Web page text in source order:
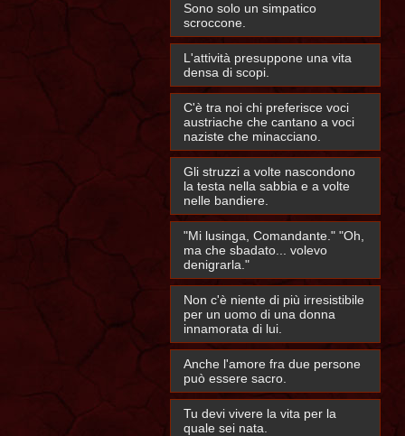
Sono solo un simpatico
scroccone.
L'attività presuppone una vita
densa di scopi.
C'è tra noi chi preferisce voci
austriache che cantano a voci
naziste che minacciano.
Gli struzzi a volte nascondono
la testa nella sabbia e a volte
nelle bandiere.
"Mi lusinga, Comandante." "Oh,
ma che sbadato... volevo
denigrarla."
Non c'è niente di più irresistibile
per un uomo di una donna
innamorata di lui.
Anche l'amore fra due persone
può essere sacro.
Tu devi vivere la vita per la
quale sei nata.